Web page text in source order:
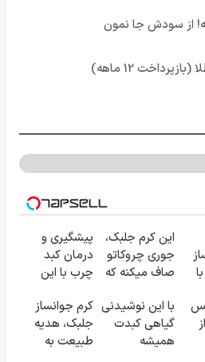
از سودش جا نمون
این کرم جلبک،
جوری چروکاتو
صاف میکنه که
کردی!(تخفیف
ویژه)
پیشگیری و
درمان کبد
چرب با این
گیاهی با این نوشیدنی
گیاهی کبدت
همیشه
کرم جوانساز
جلبک، هدیه
طبیعت به